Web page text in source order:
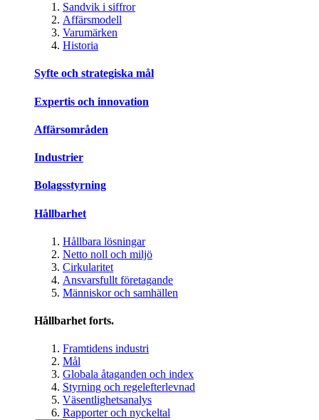
Sandvik i siffror
Affärsmodell
Varumärken
Historia
Syfte och strategiska mål
Expertis och innovation
Affärsområden
Industrier
Bolagsstyrning
Hållbarhet
Hållbara lösningar
Netto noll och miljö
Cirkularitet
Ansvarsfullt företagande
Människor och samhällen
Hållbarhet forts.
Framtidens industri
Mål
Globala åtaganden och index
Styrning och regelefterlevnad
Väsentlighetsanalys
Rapporter och nyckeltal